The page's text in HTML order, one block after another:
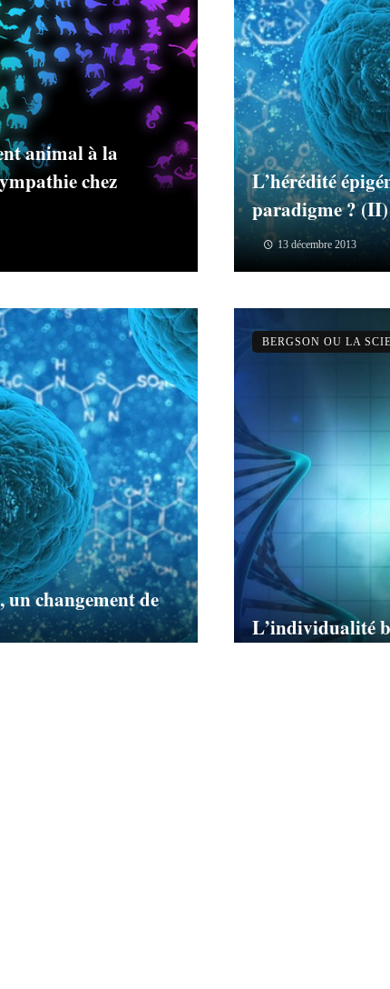
animal à la
chez
L’hérédité
paradigme ? (II)
13 décembre 2013
un changement de
L’individualité
BERGSON OU LA